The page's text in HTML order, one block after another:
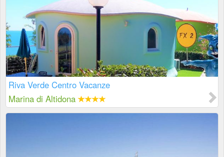
Riva Verde Centro Vacanze
Marina di Altidona